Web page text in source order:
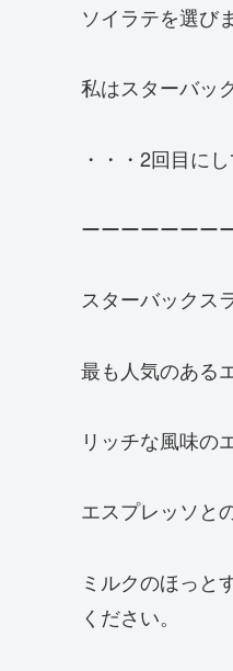
ソイラテを選び
私はスターバッ
・・・2回目に
ーーーーーーー
スターバックス
最も人気のある
リッチな風味の
エスプレッソと
ミルクのほっと
ください。